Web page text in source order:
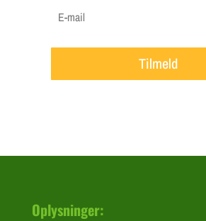
Tilmeld
Oplysninger: